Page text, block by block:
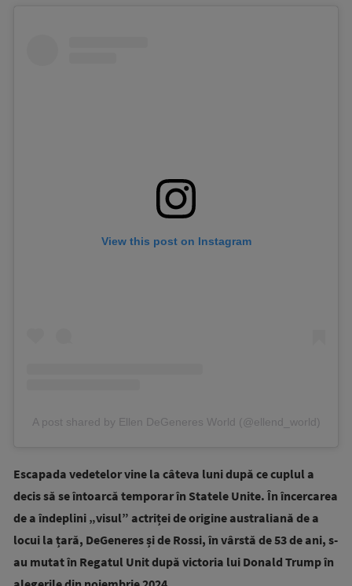
View this post on Instagram
A post shared by Ellen DeGeneres World (@ellend_world)
Escapada vedetelor vine la câteva luni după ce cuplul a
decis să se întoarcă temporar în Statele Unite. În încercarea
de a îndeplini „visul” actriței de origine australiană de a
locui la țară, DeGeneres și de Rossi, în vârstă de 53 de ani, s-
au mutat în Regatul Unit după victoria lui Donald Trump în